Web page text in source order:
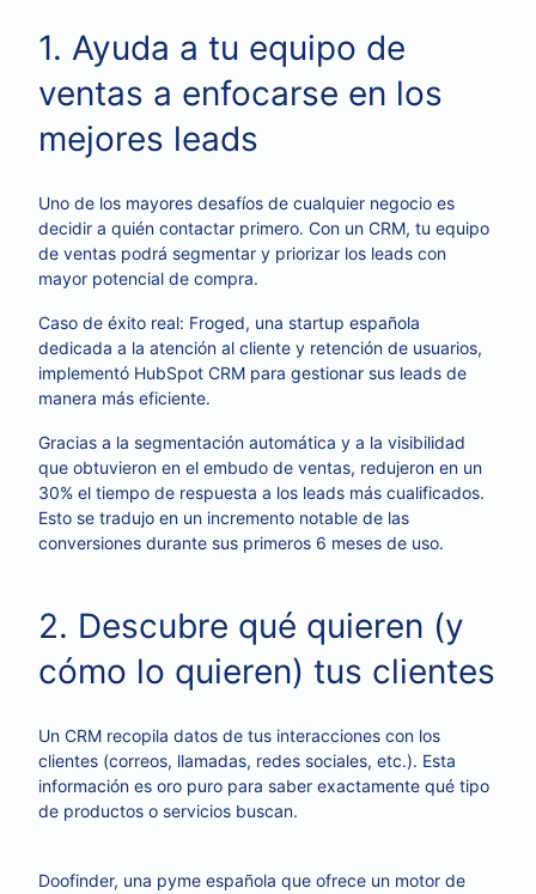
1. Ayuda a tu equipo de
ventas a enfocarse en los
mejores leads
Uno de los mayores desafíos de cualquier negocio es
decidir a quién contactar primero. Con un CRM, tu equipo
de ventas podrá segmentar y priorizar los leads con
mayor potencial de compra.
Caso de éxito real: Froged, una startup española
dedicada a la atención al cliente y retención de usuarios,
implementó HubSpot CRM para gestionar sus leads de
manera más eficiente.
Gracias a la segmentación automática y a la visibilidad
que obtuvieron en el embudo de ventas, redujeron en un
30% el tiempo de respuesta a los leads más cualificados.
Esto se tradujo en un incremento notable de las
conversiones durante sus primeros 6 meses de uso.
2. Descubre qué quieren (y
cómo lo quieren) tus clientes
Un CRM recopila datos de tus interacciones con los
clientes (correos, llamadas, redes sociales, etc.). Esta
información es oro puro para saber exactamente qué tipo
de productos o servicios buscan.
Doofinder, una pyme española que ofrece un motor de